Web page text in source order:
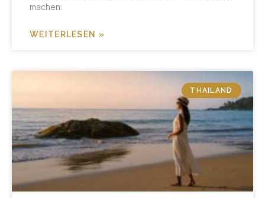
machen:
WEITERLESEN »
THAILAND